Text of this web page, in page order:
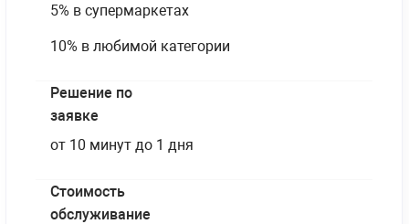
5% в супермаркетах
10% в любимой категории
Решение по
заявке
от 10 минут до 1 дня
Стоимость
обслуживание